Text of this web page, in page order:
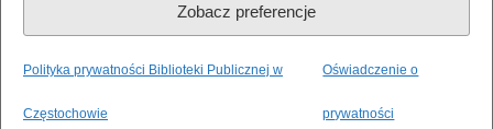
Zobacz preferencje
Polityka prywatności Biblioteki Publicznej w
Częstochowie
Oświadczenie o
prywatności